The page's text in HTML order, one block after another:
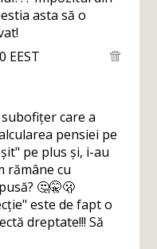
asta să o
EEST
care a
pensiei pe
pe plus și, i-au
rămâne cu
🤔🤫🫢
este de fapt o
dreptate!!! Să